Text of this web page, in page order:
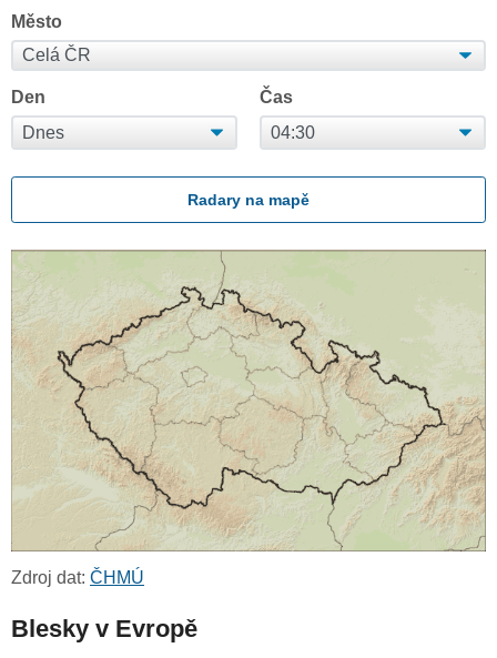
Město
Den Čas
Radary na mapě
Zdroj dat: ČHMÚ
Blesky v Evropě